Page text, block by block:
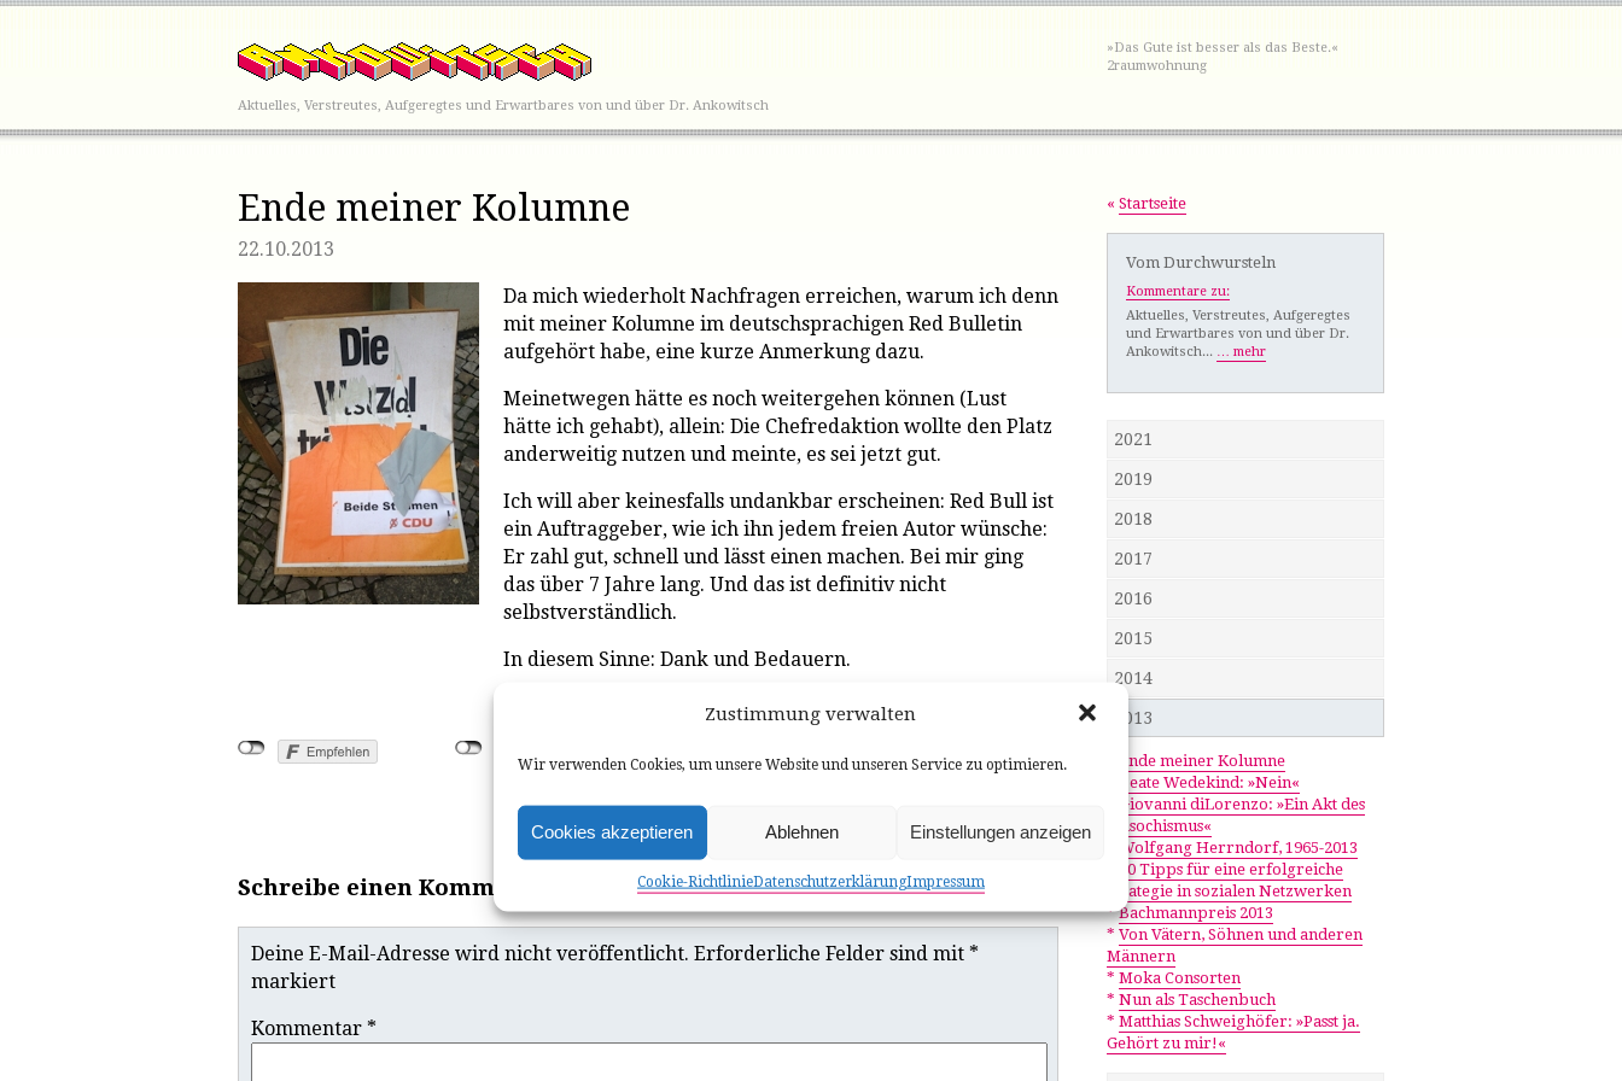
Zustimmung verwalten
Wir verwenden Cookies, um unsere Website und unseren Service zu optimieren.
Cookies akzeptieren Ablehnen Einstellungen anzeigen
Cookie-RichtlinieDatenschutzerklärungImpressum
Aktuelles, Verstreutes, Aufgeregtes und Erwartbares von und über Dr. Ankowitsch
»Das Gute ist besser als das Beste.«
2raumwohnung
Ende meiner Kolumne
22.10.2013
Da mich wiederholt Nachfragen erreichen, warum ich denn
mit meiner Kolumne im deutschsprachigen Red Bulletin
aufgehört habe, eine kurze Anmerkung dazu.
Meinetwegen hätte es noch weitergehen können (Lust
hätte ich gehabt), allein: Die Chefredaktion wollte den Platz
anderweitig nutzen und meinte, es sei jetzt gut.
Ich will aber keinesfalls undankbar erscheinen: Red Bull ist
ein Auftraggeber, wie ich ihn jedem freien Autor wünsche:
Er zahl gut, schnell und lässt einen machen. Bei mir ging
das über 7 Jahre lang. Und das ist definitiv nicht
selbstverständlich.
In diesem Sinne: Dank und Bedauern.
Schreibe einen Kommentar
Deine E-Mail-Adresse wird nicht veröffentlicht. Erforderliche Felder sind mit *
markiert
Kommentar *
« Startseite
Vom Durchwursteln
Kommentare zu:
Aktuelles, Verstreutes, Aufgeregtes
und Erwartbares von und über Dr.
Ankowitsch... … mehr
2021
2019
2018
2017
2016
2015
2014
2013
Ende meiner Kolumne
Beate Wedekind: »Nein«
Giovanni diLorenzo: »Ein Akt des
Masochismus«
Wolfgang Herrndorf, 1965-2013
10 Tipps für eine erfolgreiche
Strategie in sozialen Netzwerken
*Bachmannpreis 2013
* Von Vätern, Söhnen und anderen
Männern
* Moka Consorten
* Nun als Taschenbuch
* Matthias Schweighöfer: »Passt ja.
Gehört zu mir!«